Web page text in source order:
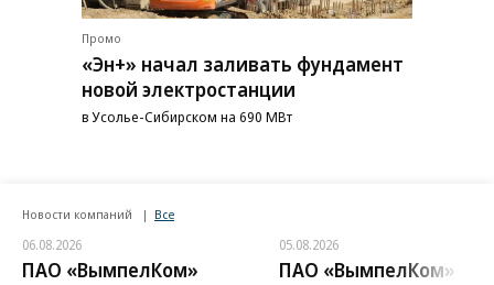
Промо
«Эн+» начал заливать фундамент
новой электростанции
в Усолье-Сибирском на 690 МВт
Новости компаний Все
06.08.2026
ПАО «ВымпелКом»
05.08.2026
ПАО «ВымпелКом»